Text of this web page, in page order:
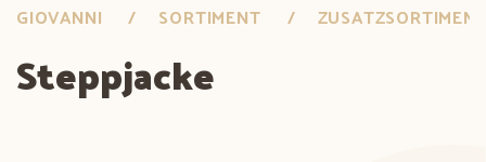
GIOVANNI SORTIMENT
Steppjacke